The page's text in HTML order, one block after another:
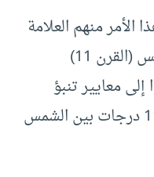
الأمر منهم العلامة
(القرن 9) وابن يونس (القرن 11)
وتوصلوا إلى معايير تنبؤ
مماثلة ولكنها أكثر دقة: 9 إلى 11 درجات بين الشمس